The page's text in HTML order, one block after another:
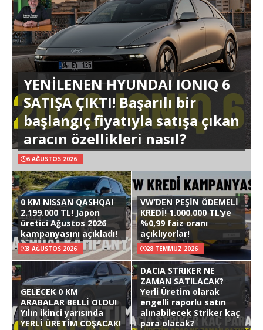
YENİLENEN HYUNDAI IONIQ 6
SATIŞA ÇIKTI! Başarılı bir
başlangıç fiyatıyla satışa çıkan
aracın özellikleri nasıl?
6 AĞUSTOS 2026
0 KM NISSAN QASHQAI
2.199.000 TL! Japon
üretici Ağustos 2026
kampanyasını açıkladı!
3 AĞUSTOS 2026
VW’DEN PEŞİN ÖDEMELİ
KREDİ! 1.000.000 TL’ye
%0,99 faiz oranı
açıklıyorlar!
28 TEMMUZ 2026
GELECEK 0 KM
ARABALAR BELLİ OLDU!
Yılın ikinci yarısında
YERLİ ÜRETİM COŞACAK!
DACIA STRIKER NE
ZAMAN SATILACAK?
Yerli Üretim olarak
engelli raporlu satın
alınabilecek Striker kaç
para olacak?